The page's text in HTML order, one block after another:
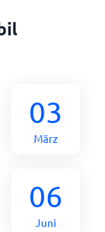
03
März
06
Juni